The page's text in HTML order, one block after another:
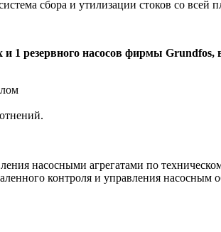
сбора и утилизации стоков со
и 1 резервного насосов фирмы Grundfos,
насосными агрегатами по
контроля и управления насосным